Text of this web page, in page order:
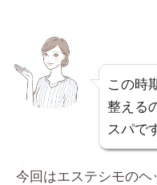
この時
整える
スパで
今回はエステシモの